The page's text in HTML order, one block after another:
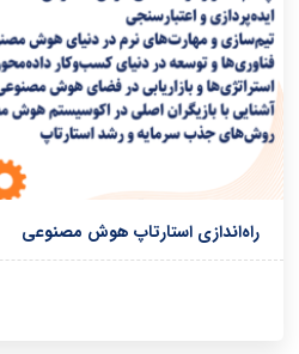
راه‌اندازی استارتاپ هوش مصنوعی